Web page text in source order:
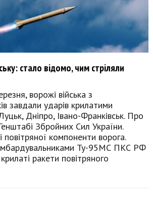
стало відомо, чим стріляли
ворожі війська з
завдали ударів крилатими
Дніпро, Івано-Франківськ. Про
Збройних Сил України.
компоненти ворога.
Ту-95МС ПКС РФ
ракети повітряного